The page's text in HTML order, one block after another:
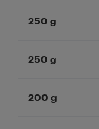
250 g
250 g
200 g